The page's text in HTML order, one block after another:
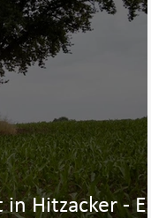
Hitzacker - Ein